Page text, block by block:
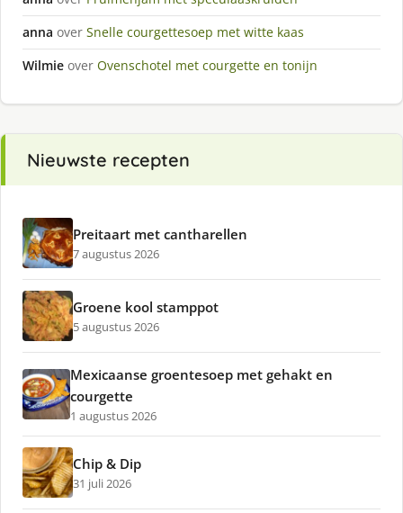
anna over Snelle courgettesoep met witte kaas
Wilmie over Ovenschotel met courgette en tonijn
Nieuwste recepten
Preitaart met cantharellen
7 augustus 2026
Groene kool stamppot
5 augustus 2026
Mexicaanse groentesoep met gehakt en
courgette
1 augustus 2026
Chip & Dip
31 juli 2026